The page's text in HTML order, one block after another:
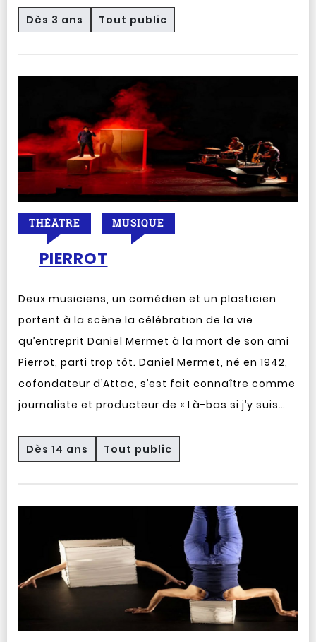
Dès 3 ans Tout public
PIERROT
THÉÂTRE MUSIQUE
Deux musiciens, un comédien et un plasticien
portent à la scène la célébration de la vie
qu’entreprit Daniel Mermet à la mort de son ami
Pierrot, parti trop tôt. Daniel Mermet, né en 1942,
cofondateur d’Attac, s’est fait connaître comme
journaliste et producteur de « Là-bas si j’y suis…
Dès 14 ans Tout public